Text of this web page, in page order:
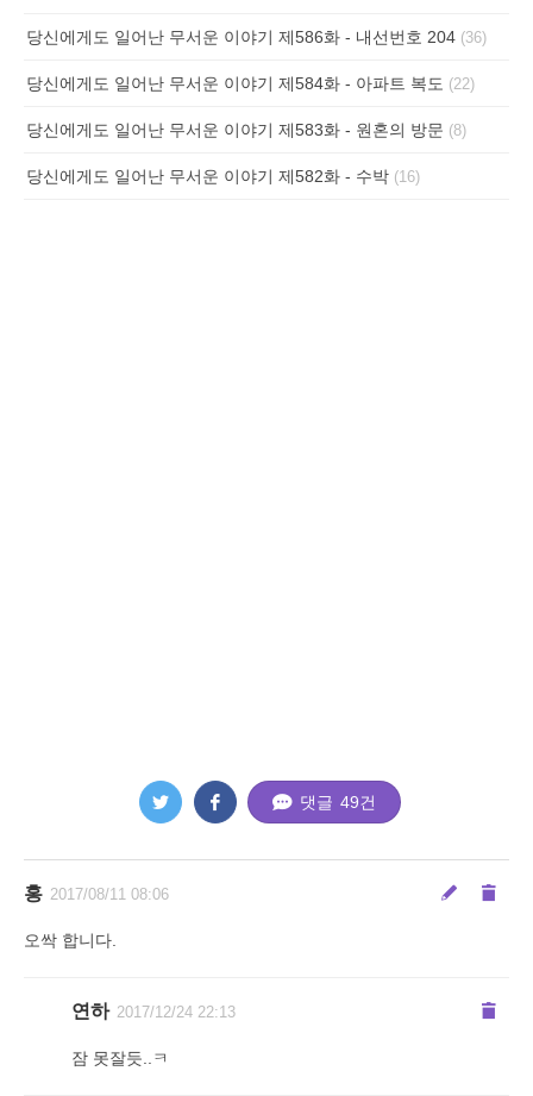
당신에게도 일어난 무서운 이야기 제586화 - 내선번호 204 (36)
당신에게도 일어난 무서운 이야기 제584화 - 아파트 복도 (22)
당신에게도 일어난 무서운 이야기 제583화 - 원혼의 방문 (8)
당신에게도 일어난 무서운 이야기 제582화 - 수박 (16)
댓글 49건
홍 2017/08/11 08:06
오싹 합니다.
연하 2017/12/24 22:13
잠 못잘듯..ㅋ